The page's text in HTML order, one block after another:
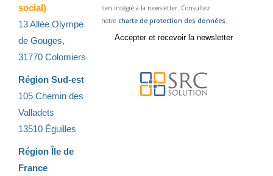
social)
13 Allée Olympe
de Gouges,
31770 Colomiers
Région Sud-est
105 Chemin des
Valladets
13510 Éguilles
Région Île de
France
lien intégré à la newsletter. Consultez
notre charte de protection des données